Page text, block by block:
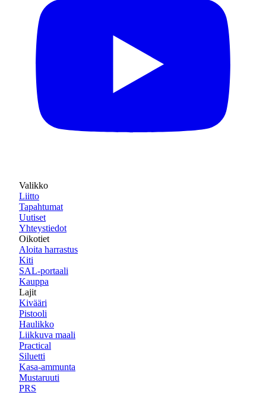
Valikko
Liitto
Tapahtumat
Uutiset
Yhteystiedot
Oikotiet
Aloita harrastus
Kiti
SAL-portaali
Kauppa
Lajit
Kivääri
Pistooli
Haulikko
Liikkuva maali
Practical
Siluetti
Kasa-ammunta
Mustaruuti
PRS